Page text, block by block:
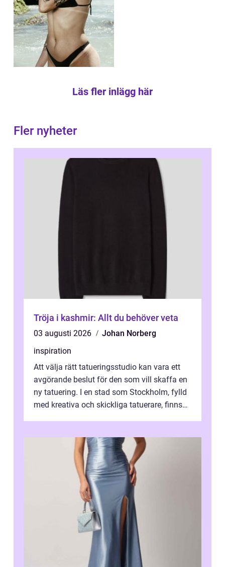
Läs fler inlägg här
Fler nyheter
Tröja i kashmir: Allt du behöver veta
03 augusti 2026
Johan Norberg
inspiration
Att välja rätt tatueringsstudio kan vara ett
avgörande beslut för den som vill skaffa en
ny tatuering. I en stad som Stockholm, fylld
med kreativa och skickliga tatuerare, finns